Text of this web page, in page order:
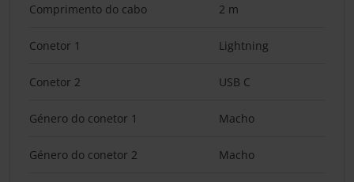
Comprimento do cabo 2 m
Conetor 1 Lightning
Conetor 2 USB C
Género do conetor 1 Macho
Género do conetor 2 Macho